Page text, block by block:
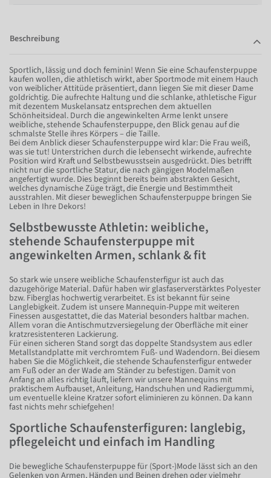
Beschreibung
Sportlich, lässig und doch feminin! Wenn Sie eine Schaufensterpuppe
kaufen wollen, die athletisch wirkt, aber Sportmode mit einem Hauch
von weiblicher Attitüde präsentiert, dann liegen Sie mit dieser Dame
goldrichtig. Die aufrechte Haltung und die schlanke, athletische Figur
mit dezentem Muskelansatz entsprechen dem aktuellen
Schönheitsideal. Durch die angewinkelten Arme lenkt unsere
weibliche, stehende Schaufensterpuppe, den Blick genau auf die
schmalste Stelle ihres Körpers – die Taille.
Bei dem Anblick dieser Schaufensterpuppe wird klar: Die Frau weiß,
was sie tut! Unterstrichen durch die lebensecht wirkende, aufrechte
Position wird Kraft und Selbstbewusstsein ausgedrückt. Dies betrifft
nicht nur die sportliche Statur, die nach gängigen Modelmaßen
angefertigt wurde. Dies beginnt bereits beim abstrakten Gesicht,
welches dynamische Züge trägt, die Energie und Bestimmtheit
ausstrahlen. Mit dieser beweglichen Schaufensterpuppe bringen Sie
Leben in Ihre Dekors!
Selbstbewusste Athletin: weibliche,
stehende Schaufensterpuppe mit
angewinkelten Armen, schlank & fit
So stark wie unsere weibliche Schaufensterfigur ist auch das
dazugehörige Material. Dafür haben wir glasfaserverstärktes Polyester
bzw. Fiberglas hochwertig verarbeitet. Es ist bekannt für seine
Langlebigkeit. Zudem ist unsere Mannequin-Puppe mit weiteren
Finessen ausgestattet, die das Material besonders haltbar machen.
Allem voran die Antischmutzversiegelung der Oberfläche mit einer
kratzresistenteren Lackierung.
Für einen sicheren Stand sorgt das doppelte Standsystem aus edler
Metallstandplatte mit verchromtem Fuß- und Wadendorn. Bei diesem
haben Sie die Möglichkeit, die stehende Schaufensterfigur entweder
am Fuß oder an der Wade am Ständer zu befestigen. Damit von
Anfang an alles richtig läuft, liefern wir unsere Mannequins mit
praktischem Aufbauset, Anleitung, Handschuhen und Radiergummi,
um eventuelle kleine Kratzer sofort eliminieren zu können. Da kann
fast nichts mehr schiefgehen!
Sportliche Schaufensterfiguren: langlebig,
pflegeleicht und einfach im Handling
Die bewegliche Schaufensterpuppe für (Sport-)Mode lässt sich an den
Gelenken von Armen, Händen und Beinen drehen oder vielmehr